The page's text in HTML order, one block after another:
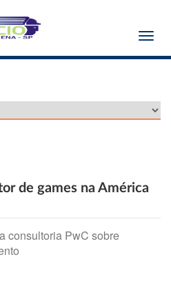
de games na América
consultoria PwC sobre